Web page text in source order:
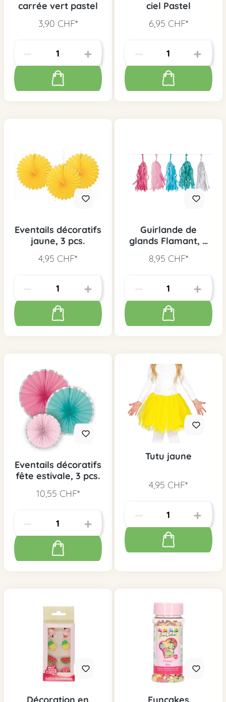
carrée vert pastel
3,90 CHF*
ciel Pastel
6,95 CHF*
Eventails décoratifs
jaune, 3 pcs.
4,95 CHF*
Guirlande de
glands Flamant, 3
8,95 CHF*
Eventails décoratifs
fête estivale, 3 pcs.
10,55 CHF*
Tutu jaune
4,95 CHF*